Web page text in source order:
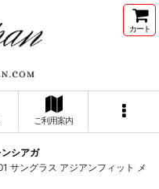
カート
ご利用案内
シアガ
サングラス アジアンフィット メ